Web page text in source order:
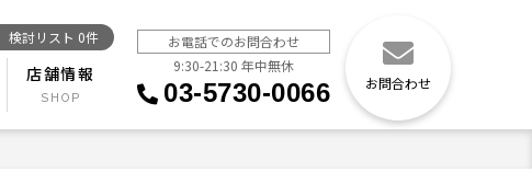
検討リスト 0件
店舗情報
お電話でのお問合わせ
9:30-21:30 年中無休
03-5730-0066 お問合わせ